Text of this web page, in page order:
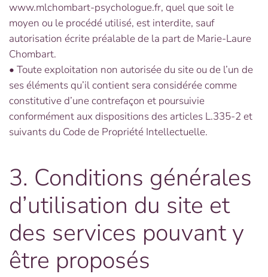
www.mlchombart-psychologue.fr, quel que soit le
moyen ou le procédé utilisé, est interdite, sauf
autorisation écrite préalable de la part de Marie-Laure
Chombart.
• Toute exploitation non autorisée du site ou de l’un de
ses éléments qu’il contient sera considérée comme
constitutive d’une contrefaçon et poursuivie
conformément aux dispositions des articles L.335-2 et
suivants du Code de Propriété Intellectuelle.
3. Conditions générales
d’utilisation du site et
des services pouvant y
être proposés